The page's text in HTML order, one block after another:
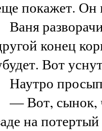
покажет.
Ваня
конец
Вот
Наутро
— Вот, сынок,
на